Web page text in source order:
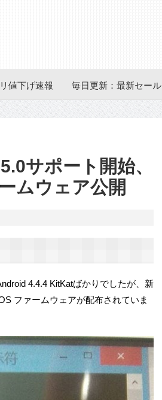
値下げ速報 毎日更新：最新セール
サポート開始、
ムウェア公開
4.4.4 KitKatばかりでしたが、新
ファームウェアが配布されていま